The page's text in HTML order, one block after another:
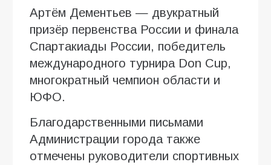
Артём Дементьев — двукратный
призёр первенства России и финала
Спартакиады России, победитель
международного турнира Don Cup,
многократный чемпион области и
ЮФО.
Благодарственными письмами
Администрации города также
отмечены руководители спортивных